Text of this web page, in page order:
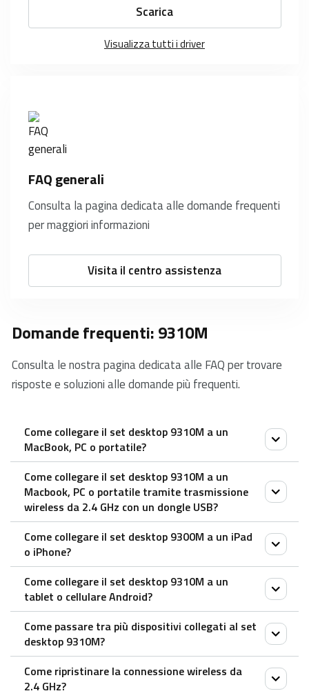
Scarica
Visualizza tutti i driver
FAQ generali
Consulta la pagina dedicata alle domande frequenti
per maggiori informazioni
Visita il centro assistenza
Domande frequenti: 9310M
Consulta le nostra pagina dedicata alle FAQ per trovare
risposte e soluzioni alle domande più frequenti.
Come collegare il set desktop 9310M a un
MacBook, PC o portatile?
Tastiera:
1. Tenere premute le combinazioni di tasti, Fn+1,
Fn+2 o Fn+3 per almeno 3 secondi per accoppiare 3
diversi dispositivi via Bluetooth. La tastiera è
rilevabile per 60 secondi.
2. Completa l’accoppiamento Bluetooth sul tuo
dispositivo.
Mouse:
Accoppiare il primo dispositivo:
1. Accendere il mouse.
2. Tenere premuto il pulsante Bluetooth per almeno
Come collegare il set desktop 9310M a un
Macbook, PC o portatile tramite trasmissione
wireless da 2.4 GHz con un dongle USB?
1. Estrarre il ricevitore dal mouse
2. Inserire il ricevitore in una porta USB del PC o del
portatile.
Come collegare il set desktop 9300M a un iPad
o iPhone?
Mouse:
1. Accendere il mouse.
2. Premere il pulsante del dispositivo per selezionare
un canale.
– Il LED di stato lampeggia velocemente.
3. Premere il pulsante Bluetooth per 3 secondi.
Come collegare il set desktop 9310M a un
tablet o cellulare Android?
Mouse:
1. Accendere il mouse.
2. Premere il pulsante del dispositivo per selezionare
un canale.
Come passare tra più dispositivi collegati al set
desktop 9310M?
Premere le combinazioni di tasti della tastiera, Fn+1,
Come ripristinare la connessione wireless da
2.4 GHz?